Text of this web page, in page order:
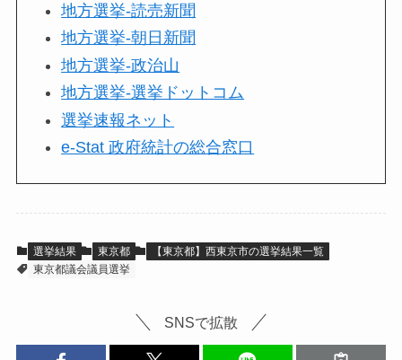
地方選挙-読売新聞
地方選挙-朝日新聞
地方選挙-政治山
地方選挙-選挙ドットコム
選挙速報ネット
e-Stat 政府統計の総合窓口
選挙結果 東京都
【東京都】西東京市の選挙結果一覧
東京都議会議員選挙
SNSで拡散